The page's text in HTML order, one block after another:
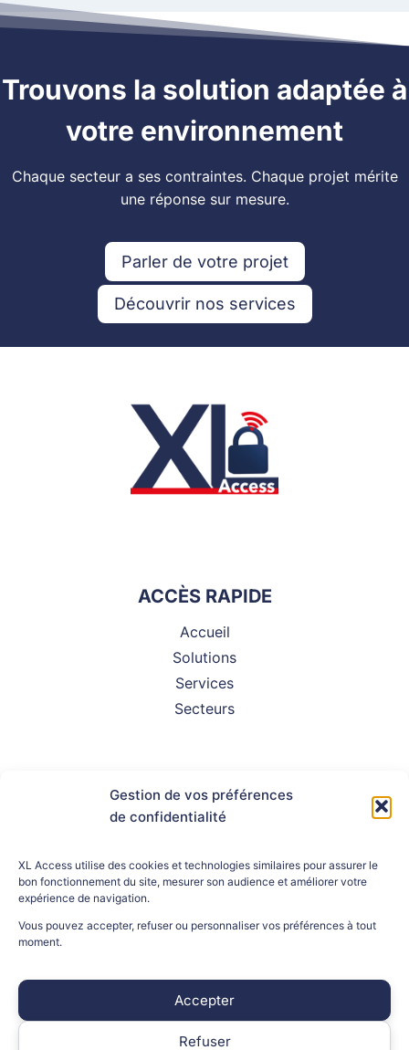
Gestion de vos préférences
de confidentialité
XL Access utilise des cookies et technologies similaires pour assurer le
bon fonctionnement du site, mesurer son audience et améliorer votre
expérience de navigation.
Vous pouvez accepter, refuser ou personnaliser vos préférences à tout
moment.
Accepter
Refuser
Trouvons la solution adaptée à
votre environnement
Chaque secteur a ses contraintes. Chaque projet mérite
une réponse sur mesure.
Parler de votre projet
Découvrir nos services
ACCÈS RAPIDE
Accueil
Solutions
Services
Secteurs
Assistance client
Contact
Politique de confidentialité